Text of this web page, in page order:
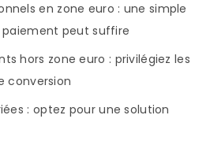
en zone euro : une simple
peut suffire
hors zone euro : privilégiez les
conversion
: optez pour une solution